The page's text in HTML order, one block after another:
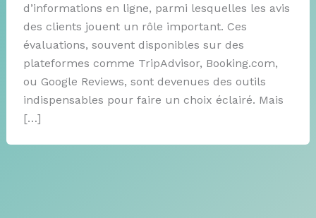
d’informations en ligne, parmi lesquelles les avis
des clients jouent un rôle important. Ces
évaluations, souvent disponibles sur des
plateformes comme TripAdvisor, Booking.com,
ou Google Reviews, sont devenues des outils
indispensables pour faire un choix éclairé. Mais
[…]